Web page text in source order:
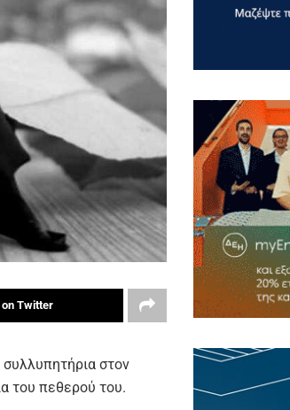
on Twitter
στον
του πεθερού του.